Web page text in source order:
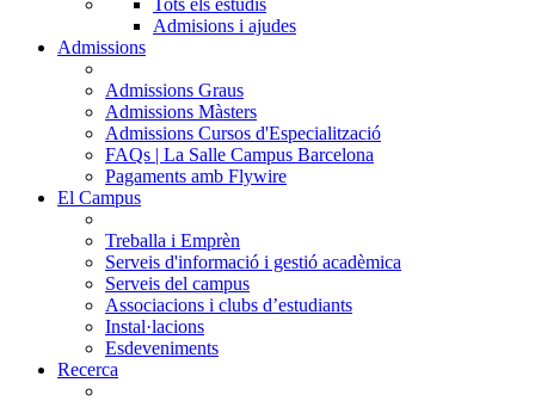
Tots els estudis
Admisions i ajudes
Admissions
Admissions Graus
Admissions Màsters
Admissions Cursos d'Especialització
FAQs | La Salle Campus Barcelona
Pagaments amb Flywire
El Campus
Treballa i Emprèn
Serveis d'informació i gestió acadèmica
Serveis del campus
Associacions i clubs d’estudiants
Instal·lacions
Esdeveniments
Recerca